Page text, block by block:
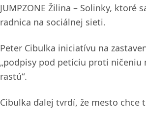
JUMPZONE Žilina – Solinky, ktoré
radnica na sociálnej sieti.
Peter Cibulka iniciatívu na
„podpisy pod petíciu proti
rastú“.
Cibulka ďalej tvrdí, že mesto